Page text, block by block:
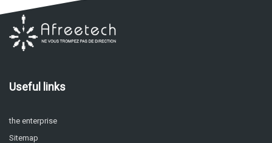
Useful links
the enterprise
Sitemap